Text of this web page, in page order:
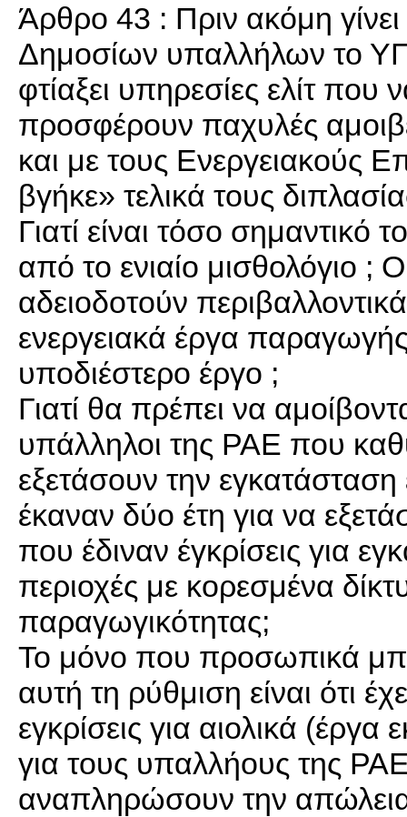
Άρθρο 43 : Πριν ακόμη γίνει
Δημοσίων υπαλλήλων το
φτίαξει υπηρεσίες ελίτ που
προσφέρουν παχυλές
και με τους Ενεργειακούς
βγήκε» τελικά τους
Γιατί είναι τόσο σημαντικό
από το ενιαίο μισθολόγιο ;
αδειοδοτούν
ενεργειακά έργα
υποδιέστερο έργο ;
Γιατί θα πρέπει να
υπάλληλοι της ΡΑΕ που
εξετάσουν την
έκαναν δύο έτη για να
που έδιναν έγκρίσεις για
περιοχές με κορεσμένα
παραγωγικότητας;
Το μόνο που προσωπικά
αυτή τη ρύθμιση είναι ότι
εγκρίσεις για αιολικά
για τους υπαλλήους της
αναπληρώσουν την